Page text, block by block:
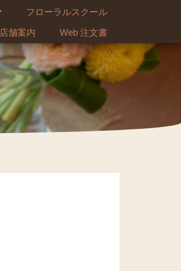
フローラルスクール
店舗案内 Web 注文書